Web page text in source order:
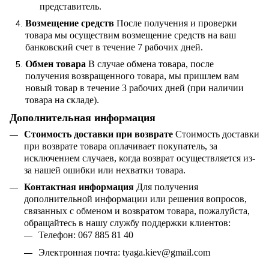
представитель.
Возмещение средств После получения и проверки
товара мы осуществим возмещение средств на ваш
банковский счет в течение 7 рабочих дней.
Обмен товара В случае обмена товара, после
получения возвращенного товара, мы пришлем вам
новый товар в течение 3 рабочих дней (при наличии
товара на складе).
Дополнительная информация
Стоимость доставки при возврате Стоимость доставки
при возврате товара оплачивает покупатель, за
исключением случаев, когда возврат осуществляется из-
за нашей ошибки или нехватки товара.
Контактная информация Для получения
дополнительной информации или решения вопросов,
связанных с обменом и возвратом товара, пожалуйста,
обращайтесь в нашу службу поддержки клиентов:
Телефон: 067 885 81 40
Электронная почта: tyaga.kiev@gmail.com